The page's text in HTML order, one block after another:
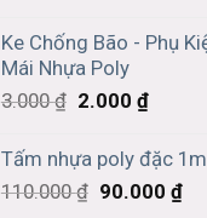
Ke Chống Bão - Phụ
Mái Nhựa Poly
3.000₫ 2.000 ₫
Tấm nhựa poly đặc
110.000₫ 90.000 ₫